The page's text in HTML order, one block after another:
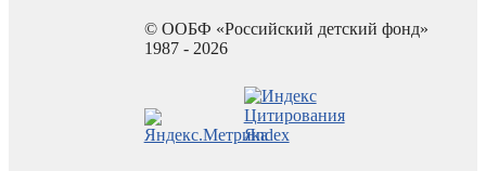
© ООБФ «Российский детский фонд»
1987 - 2026